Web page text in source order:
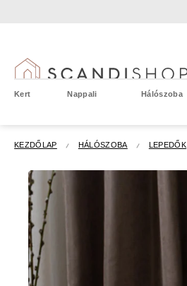
Kert Nappali Hálószoba
KEZDŐLAP HÁLÓSZOBA LEPEDŐK